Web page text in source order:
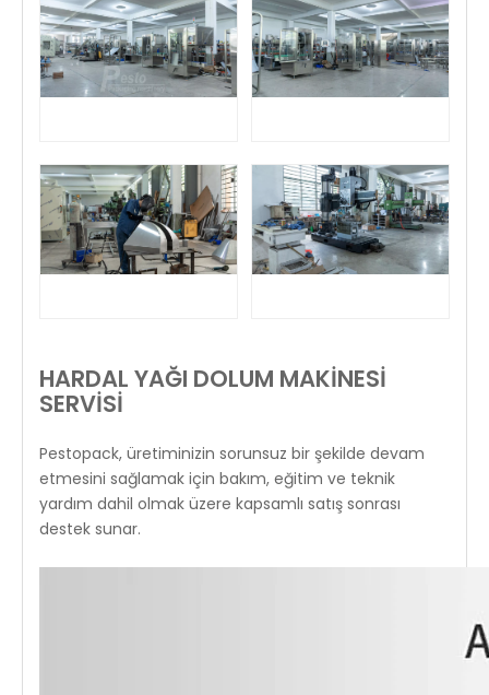
HARDAL YAĞI DOLUM MAKİNESİ
SERVİSİ
Pestopack, üretiminizin sorunsuz bir şekilde devam
etmesini sağlamak için bakım, eğitim ve teknik
yardım dahil olmak üzere kapsamlı satış sonrası
destek sunar.